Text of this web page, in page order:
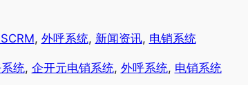
, 外呼系统, 新闻资讯, 电销系统
统, 企开元电销系统, 外呼系统, 电销系统